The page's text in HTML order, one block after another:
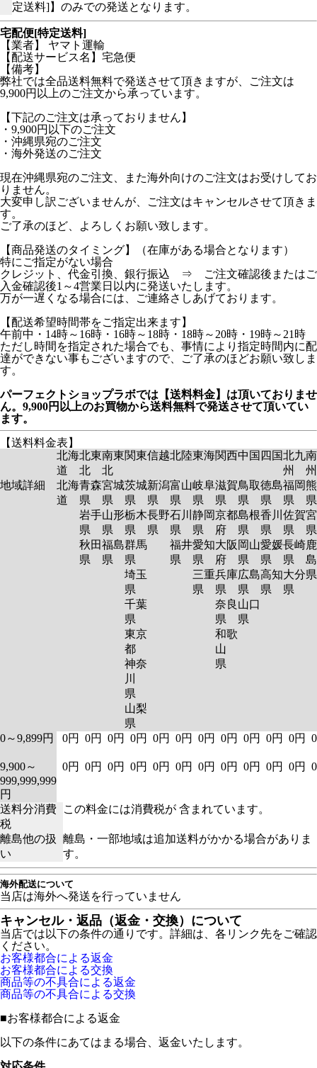
定送料]】のみでの発送となります。
宅配便[特定送料]
【業者】 ヤマト運輸
【配送サービス名】宅急便
【備考】
弊社では全品送料無料で発送させて頂きますが、ご注文は
9,900円以上のご注文から承っています。
【下記のご注文は承っておりません】
・9,900円以下のご注文
・沖縄県宛のご注文
・海外発送のご注文
現在沖縄県宛のご注文、また海外向けのご注文はお受けしてお
りません。
大変申し訳ございませんが、ご注文はキャンセルさせて頂きま
す。
ご了承のほど、よろしくお願い致します。
【商品発送のタイミング】（在庫がある場合となります）
特にご指定がない場合
クレジット、代金引換、銀行振込 ⇒ ご注文確認後またはご
入金確認後1～4営業日以内に発送いたします。
万が一遅くなる場合には、ご連絡さしあげております。
【配送希望時間帯をご指定出来ます】
午前中・14時～16時・16時～18時・18時～20時・19時～21時
ただし時間を指定された場合でも、事情により指定時間内に配
達ができない事もございますので、ご了承のほどお願い致しま
す。
パーフェクトショップラボでは【送料料金】は頂いておりませ
ん。9,900円以上のお買物から送料無料で発送させて頂いてい
ます。
【送料料金表】
北海
道
北東
北
南東
北
関東信越北陸東海関西中国 四国北九
州
州
地域詳細
北海
道
青森
県
岩手
県
秋田
県
宮城
県
山形
県
福島
県
茨城
県
栃木
県
群馬
県
埼玉
県
千葉
県
東京
都
神奈
川
県
山梨
県
新潟
県
長野
県
富山
県
石川
県
福井
県
岐阜
県
静岡
県
愛知
県
三重
県
滋賀
県
京都
府
大阪
府
兵庫
県
奈良
県
和歌
山
県
鳥取
県
島根
県
岡山
県
広島
県
山口
県
徳島
県
香川
県
愛媛
県
高知
県
福岡
県
佐賀
県
長崎
県
大分
県
島
0～9,899円 0円 0円 0円 0円 0円 0円 0円 0円 0円 0円 0円
9,900～
999,999,999
円
0円 0円 0円 0円 0円 0円 0円 0円 0円 0円 0円
送料分消費
税
この料金には消費税が 含まれています。
離島他の扱
い
離島・一部地域は追加送料がかかる場合がありま
す。
海外配送について
当店は海外へ発送を行っていません
キャンセル・返品（返金・交換）について
当店では以下の条件の通りです。詳細は、各リンク先をご確認
ください。
お客様都合による返金
お客様都合による交換
商品等の不具合による返金
商品等の不具合による交換
■お客様都合による返金
以下の条件にあてはまる場合、返金いたします。